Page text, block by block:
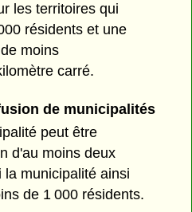
les territoires qui
résidents et une
moins
carré.
de municipalités
peut être
d'au moins deux
la municipalité ainsi
de 1 000 résidents.